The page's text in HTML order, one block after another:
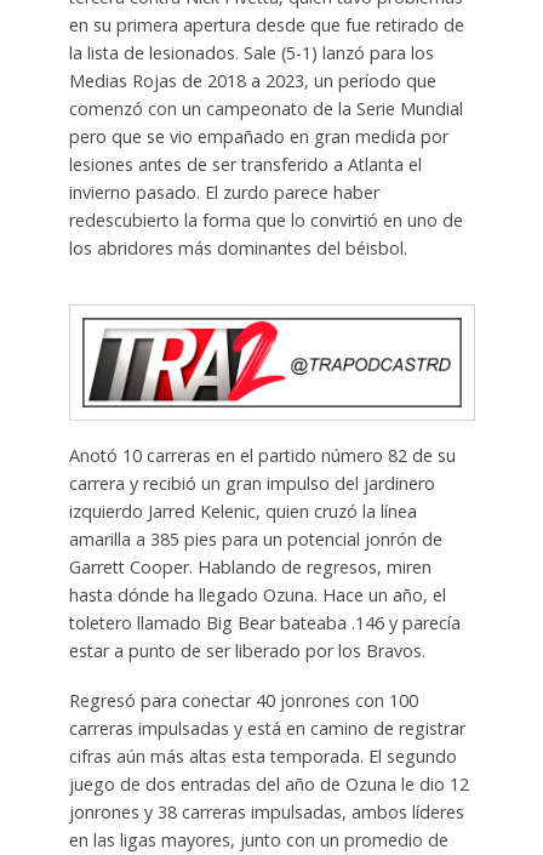
en su primera apertura desde que fue retirado de
la lista de lesionados. Sale (5-1) lanzó para los
Medias Rojas de 2018 a 2023, un período que
comenzó con un campeonato de la Serie Mundial
pero que se vio empañado en gran medida por
lesiones antes de ser transferido a Atlanta el
invierno pasado. El zurdo parece haber
redescubierto la forma que lo convirtió en uno de
los abridores más dominantes del béisbol.
Anotó 10 carreras en el partido número 82 de su
carrera y recibió un gran impulso del jardinero
izquierdo Jarred Kelenic, quien cruzó la línea
amarilla a 385 pies para un potencial jonrón de
Garrett Cooper. Hablando de regresos, miren
hasta dónde ha llegado Ozuna. Hace un año, el
toletero llamado Big Bear bateaba .146 y parecía
estar a punto de ser liberado por los Bravos.
Regresó para conectar 40 jonrones con 100
carreras impulsadas y está en camino de registrar
cifras aún más altas esta temporada. El segundo
juego de dos entradas del año de Ozuna le dio 12
jonrones y 38 carreras impulsadas, ambos líderes
en las ligas mayores, junto con un promedio de